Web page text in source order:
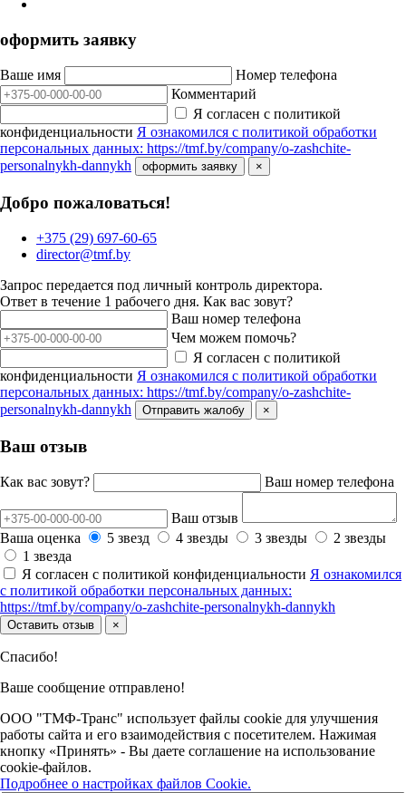
оформить заявку
Ваше имя
Номер телефона
Комментарий
Я согласен с политикой
конфиденциальности Я ознакомился с политикой обработки
персональных данных: https://tmf.by/company/o-zashchite-
personalnykh-dannykh
оформить заявку ×
Добро пожаловаться!
+375 (29) 697-60-65
director@tmf.by
Запрос передается под личный контроль директора.
Ответ в течение 1 рабочего дня. Как вас зовут?
Ваш номер телефона
Чем можем помочь?
Я согласен с политикой
конфиденциальности Я ознакомился с политикой обработки
персональных данных: https://tmf.by/company/o-zashchite-
personalnykh-dannykh
Отправить жалобу ×
Ваш отзыв
Как вас зовут? Ваш номер телефона
Ваш отзыв
Ваша оценка
5 звезд 4 звезды 3 звезды
2 звезды
1 звезда
Я согласен с политикой конфиденциальности Я ознакомился
с политикой обработки персональных данных:
https://tmf.by/company/o-zashchite-personalnykh-dannykh
Оставить отзыв ×
Спасибо!
Ваше сообщение отправлено!
ООО "ТМФ-Транс" использует файлы cookie для улучшения
работы сайта и его взаимодействия с посетителем. Нажимая
кнопку «Принять» - Вы даете соглашение на использование
cookie-файлов.
Подробнее о настройках файлов Cookie.